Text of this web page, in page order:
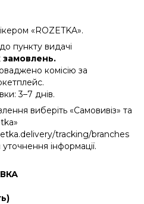
«ROZETKA».
до пункту видачі
замовлень.
комісію за
3–7 днів.
виберіть «Самовивіз» та
tracking/branches
інформації.